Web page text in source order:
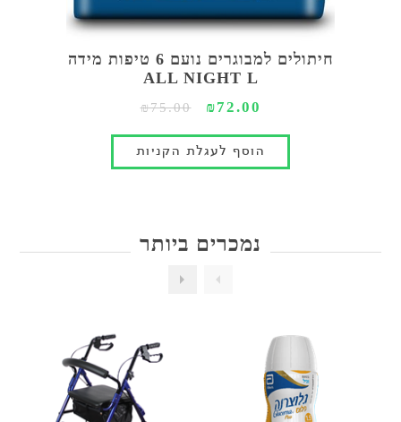
חיתולים למבוגרים נועם 6 טיפות מידה
ALL NIGHT L
₪72.00
₪75.00
נמכרים ביותר